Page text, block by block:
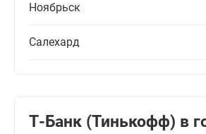
Ноябрьск
Салехард
Т-Банк (Тинькофф) в